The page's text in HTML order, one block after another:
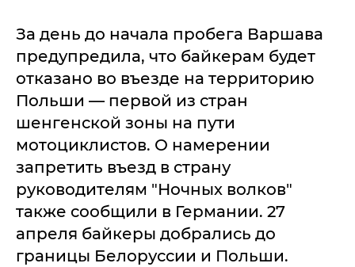
За день до начала пробега Варшава
предупредила, что байкерам будет
отказано во въезде на территорию
Польши — первой из стран
шенгенской зоны на пути
мотоциклистов. О намерении
запретить въезд в страну
руководителям "Ночных волков"
также сообщили в Германии. 27
апреля байкеры добрались до
границы Белоруссии и Польши.